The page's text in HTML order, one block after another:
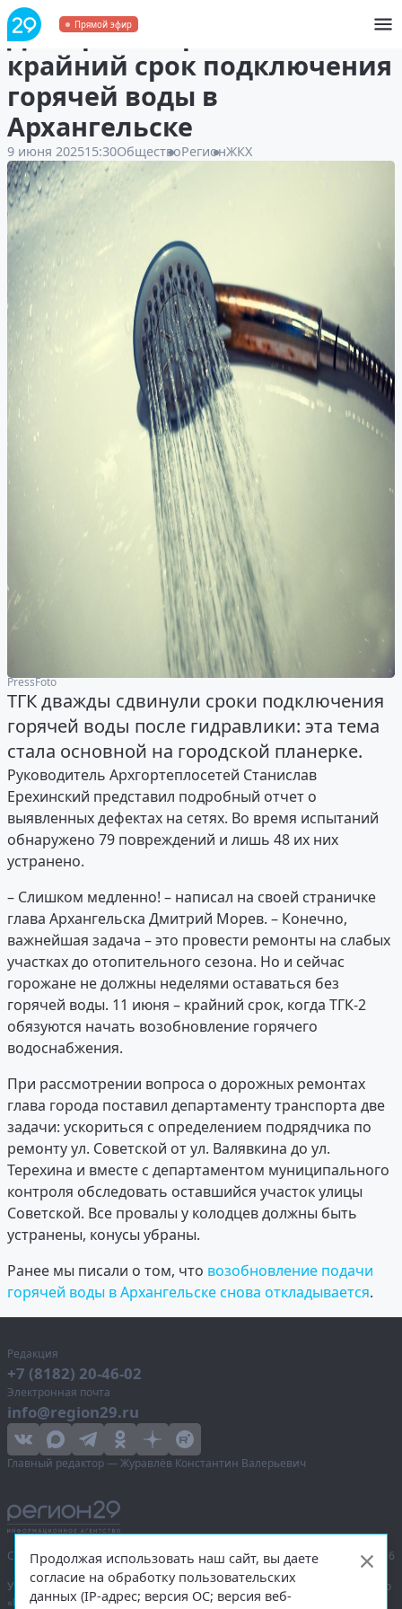
Прямой эфир
Дмитрий Морев назвал
крайний срок подключения
горячей воды в
Архангельске
9 июня 202515:30ОбществоРегионЖКХ
PressFoto
ТГК дважды сдвинули сроки подключения
горячей воды после гидравлики: эта тема
стала основной на городской планерке.
Руководитель Архгортеплосетей Станислав
Ерехинский представил подробный отчет о
выявленных дефектах на сетях. Во время испытаний
обнаружено 79 повреждений и лишь 48 их них
устранено.
– Слишком медленно! – написал на своей страничке
глава Архангельска Дмитрий Морев. – Конечно,
важнейшая задача – это провести ремонты на слабых
участках до отопительного сезона. Но и сейчас
горожане не должны неделями оставаться без
горячей воды. 11 июня – крайний срок, когда ТГК-2
обязуются начать возобновление горячего
водоснабжения.
При рассмотрении вопроса о дорожных ремонтах
глава города поставил департаменту транспорта две
задачи: ускориться с определением подрядчика по
ремонту ул. Советской от ул. Валявкина до ул.
Терехина и вместе с департаментом муниципального
контроля обследовать оставшийся участок улицы
Советской. Все провалы у колодцев должны быть
устранены, конусы убраны.
Ранее мы писали о том, что возобновление подачи
горячей воды в Архангельске снова откладывается.
Редакция
+7 (8182) 20-46-02
Электронная почта
info@region29.ru
Главный редактор — Журавлёв Константин Валерьевич
Сетевое издание «Информационное агентство Регион 29»,
© 2016–2026
Учредитель — общество с ограниченной ответственностью «Агентство
«Правда Севера».
Продолжая использовать наш сайт, вы даете
согласие на обработку пользовательских
данных (IP-адрес; версия ОС; версия веб-